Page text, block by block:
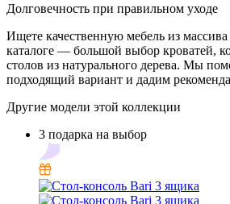
Долговечность при правильном уходе
Ищете качественную мебель из
каталоге — большой выбор кроватей,
столов из натурального дерева. Мы
подходящий вариант и дадим
Другие модели этой коллекции
3 подарка на выбор